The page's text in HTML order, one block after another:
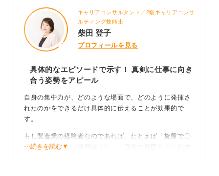
キャリアコンサルタント／2級キャリアコンサ
ルティング技能士
柴田 登子
プロフィールを見る
具体的なエピソードで示す！ 真剣に仕事に向き
合う姿勢をアピール
自身の集中力が、どのような場面で、どのように発揮さ
れたのかをできるだけ具体的に伝えることが効果的で
す。
もし製造業の経験者なのであれば、たとえば「旋盤で〇
〇という作業を△時間続けた」「誤差の範囲を△△以内
を交えて説明すると、非常に説得力があります。
⋯続きを読む▼